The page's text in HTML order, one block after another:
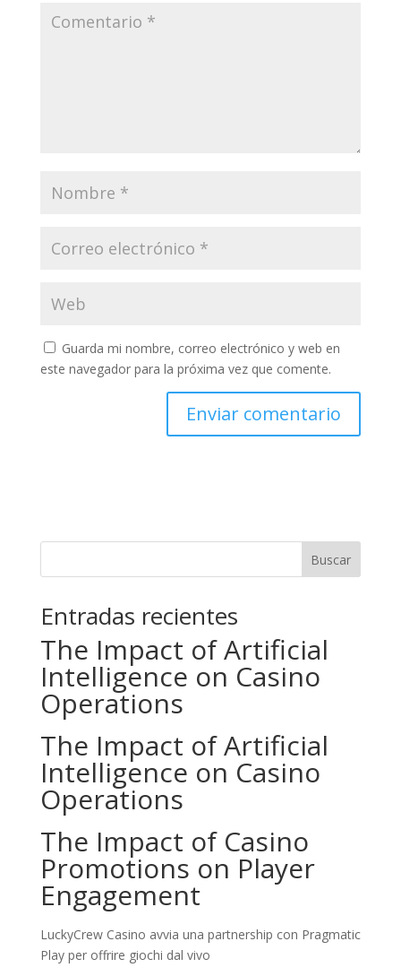
Guarda mi nombre, correo electrónico y web en
este navegador para la próxima vez que comente.
Buscar
Entradas recientes
The Impact of Artificial
Intelligence on Casino
Operations
The Impact of Artificial
Intelligence on Casino
Operations
The Impact of Casino
Promotions on Player
Engagement
LuckyCrew Casino avvia una partnership con Pragmatic
Play per offrire giochi dal vivo